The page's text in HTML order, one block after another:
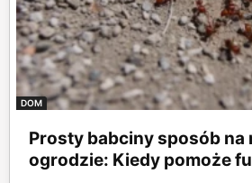
DOM
Prosty babciny sposób na
ogrodzie: Kiedy pomoże